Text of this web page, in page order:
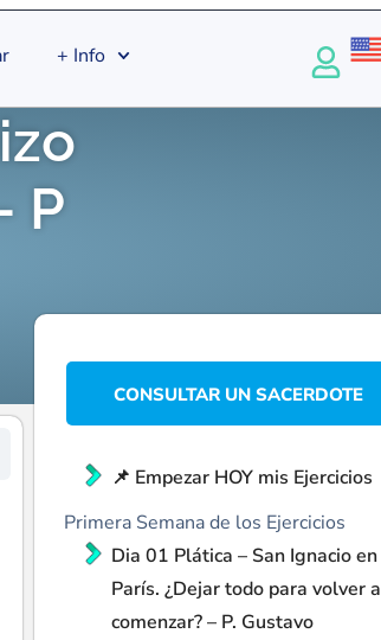
+ Info
P
CONSULTAR UN SACERDOTE
📌 Empezar HOY mis Ejercicios
Primera Semana de los Ejercicios
Dia 01 Plática – San Ignacio en
París. ¿Dejar todo para volver a
comenzar? – P. Gustavo